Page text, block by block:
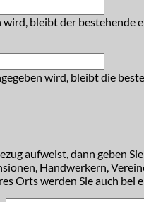
wird, bleibt der bestehende
wird, bleibt die
aufweist, dann geben
Handwerkern,
Orts werden Sie auch